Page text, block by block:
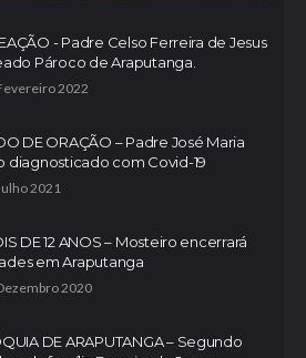
- Padre Celso Ferreira de Jesus
Pároco de Araputanga.
2022
DE ORAÇÃO – Padre José Maria
diagnosticado com Covid-19
2021
DE 12 ANOS – Mosteiro encerrará
em Araputanga
2020
DE ARAPUTANGA – Segundo